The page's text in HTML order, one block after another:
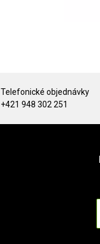
Telefonické objednávky
+421 948 302 251